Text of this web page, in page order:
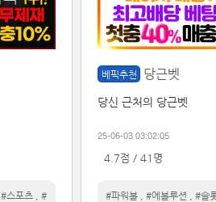
#스포츠
#
베픽추천 당근벳
당신 근처의 당근벳
25-06-03 03:02:05
4.7점 / 41명
#파워볼 #에볼루션
#슬